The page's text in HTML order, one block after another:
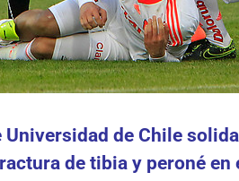
de Chile
de tibia y peroné